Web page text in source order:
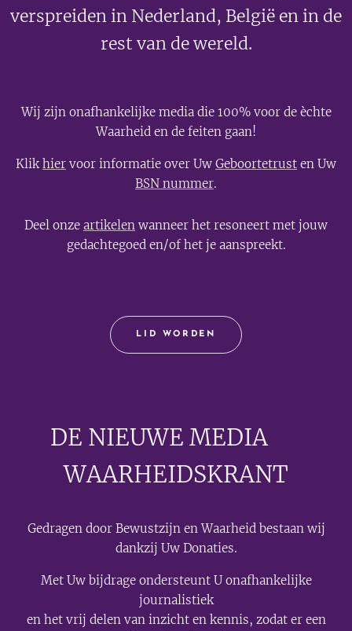
verspreiden in Nederland, België en in de
rest van de wereld.
Wij zijn onafhankelijke media die 100% voor de èchte
Waarheid en de feiten gaan!
Klikhier voor informatie over Uw Geboortetrust en Uw
BSN nummer.
Deel onze artikelen wanneer het resoneert met jouw
gedachtegoed en/of het je aanspreekt.
LID WORDEN
DE NIEUWE MEDIA🟣
WAARHEIDSKRANT
Gedragen door Bewustzijn en Waarheid bestaan wij
dankzij Uw Donaties.
Met Uw bijdrage ondersteunt U onafhankelijke
journalistiek
en het vrij delen van inzicht en kennis, zodat er een